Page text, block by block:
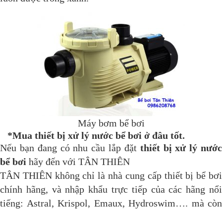
Máy bơm bể bơi
*Mua thiết bị xử lý nước bể bơi ở đâu tốt.
Nếu bạn đang có nhu cầu lắp đặt thiết bị xử lý nước
bể bơi hãy đến với TÂN THIÊN
TÂN THIÊN không chỉ là nhà cung cấp thiết bị bể bơi
chính hãng, và nhập khẩu trực tiếp của các hãng nổi
tiếng: Astral, Krispol, Emaux, Hydroswim…. mà còn